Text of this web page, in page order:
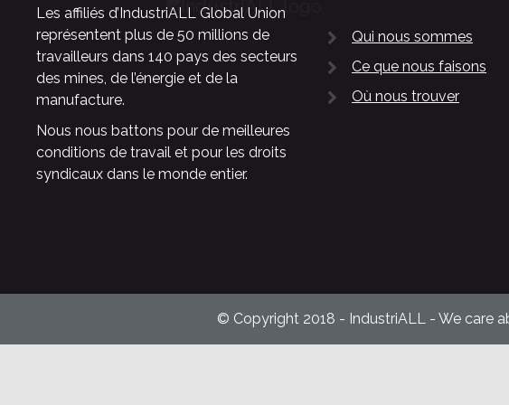
Les affiliés d’IndustriALL Global Union
représentent plus de 50 millions de
travailleurs dans 140 pays des secteurs
des mines, de l’énergie et de la
manufacture.
Nous nous battons pour de meilleures
conditions de travail et pour les droits
syndicaux dans le monde entier.
Qui nous sommes
Ce que nous faisons
Où nous trouver
© Copyright 2018 - IndustriALL - We care